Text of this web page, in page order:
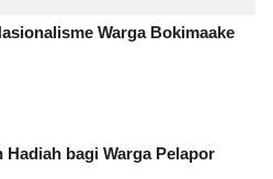
Warga Bokimaake
Hadiah bagi Warga Pelapor